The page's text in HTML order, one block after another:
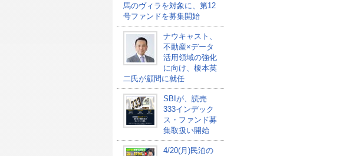
馬のヴィラを対象に、第12
号ファンドを募集開始
ナウキャスト、
不動産×データ
活用領域の強化
に向け、榎本英
二氏が顧問に就任
SBIが、読売
333インデック
ス・ファンド募
集取扱い開始
4/20(月)民泊の